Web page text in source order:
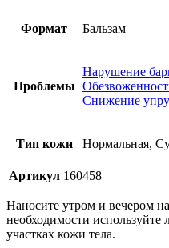
Формат Бальзам
Проблемы
Нарушение
Снижение
Тип кожи Нормальная,
Артикул 160458
Наносите утром и вечером
необходимости
участках кожи тела.